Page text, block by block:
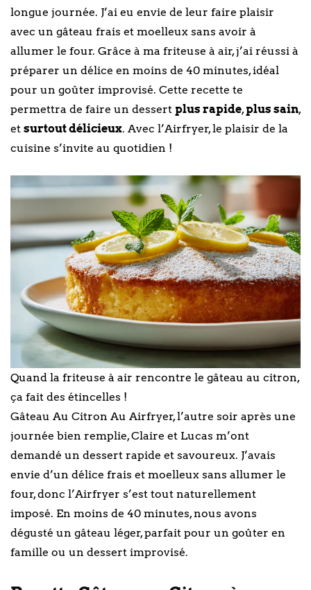
longue journée. J’ai eu envie de leur faire plaisir
avec un gâteau frais et moelleux sans avoir à
allumer le four. Grâce à ma friteuse à air, j’ai réussi à
préparer un délice en moins de 40 minutes, idéal
pour un goûter improvisé. Cette recette te
permettra de faire un dessert plus rapide,plus sain,
et surtout délicieux. Avec l’Airfryer, le plaisir de la
cuisine s’invite au quotidien !
Quand la friteuse à air rencontre le gâteau au citron,
ça fait des étincelles !
Gâteau Au Citron Au Airfryer, l’autre soir après une
journée bien remplie, Claire et Lucas m’ont
demandé un dessert rapide et savoureux. J’avais
envie d’un délice frais et moelleux sans allumer le
four, donc l’Airfryer s’est tout naturellement
imposé. En moins de 40 minutes, nous avons
dégusté un gâteau léger, parfait pour un goûter en
famille ou un dessert improvisé.